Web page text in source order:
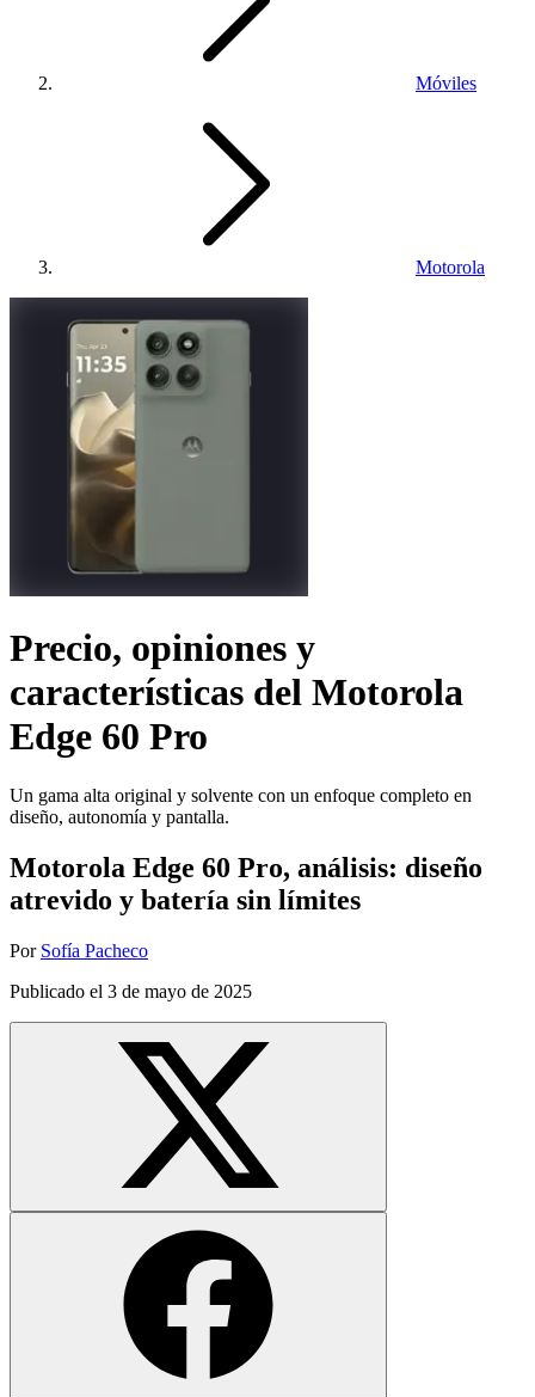
Móviles
Motorola
Precio, opiniones y
características del Motorola
Edge 60 Pro
Un gama alta original y solvente con un enfoque completo en
diseño, autonomía y pantalla.
Motorola Edge 60 Pro, análisis: diseño
atrevido y batería sin límites
Por Sofía Pacheco
Publicado el 3 de mayo de 2025